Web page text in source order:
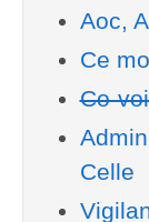
Aoc,
Ce
Co-
Celle